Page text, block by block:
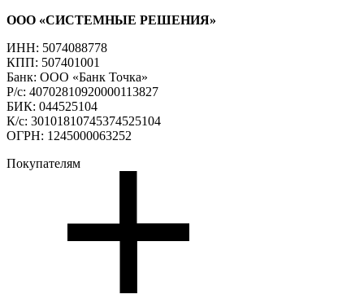
ООО «СИСТЕМНЫЕ РЕШЕНИЯ»
ИНН: 5074088778
КПП: 507401001
Банк: ООО «Банк Точка»
Р/с: 40702810920000113827
БИК: 044525104
К/с: 30101810745374525104
ОГРН: 1245000063252
Покупателям